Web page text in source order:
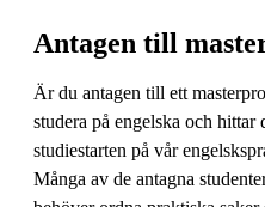
Antagen till
Är du antagen till ett
studera på engelska och
studiestarten på vår
Många av de antagna